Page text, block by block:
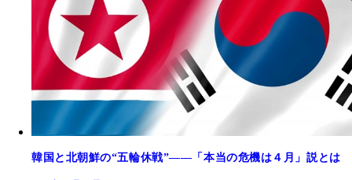
韓国と北朝鮮の“五輪休戦”――「本当の危機は４月」説とは